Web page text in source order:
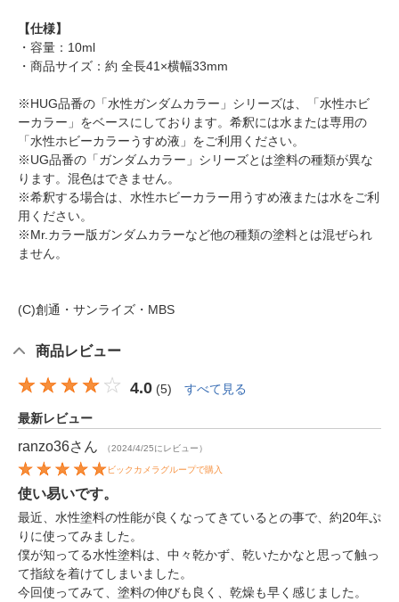
【仕様】
・容量：10ml
・商品サイズ：約 全長41×横幅33mm
※HUG品番の「水性ガンダムカラー」シリーズは、「水性ホビ
ーカラー」をベースにしております。希釈には水または専用の
「水性ホビーカラーうすめ液」をご利用ください。
※UG品番の「ガンダムカラー」シリーズとは塗料の種類が異な
ります。混色はできません。
※希釈する場合は、水性ホビーカラー用うすめ液または水をご利
用ください。
※Mr.カラー版ガンダムカラーなど他の種類の塗料とは混ぜられ
ません。
(C)創通・サンライズ・MBS
商品レビュー
4.0 (5) すべて見る
最新レビュー
ranzo36さん （2024/4/25にレビュー）
ビックカメラグループで購入
使い易いです。
最近、水性塗料の性能が良くなってきているとの事で、約20年ぷ
りに使ってみました。
僕が知ってる水性塗料は、中々乾かず、乾いたかなと思って触っ
て指紋を着けてしまいました。
今回使ってみて、塗料の伸びも良く、乾燥も早く感じました。